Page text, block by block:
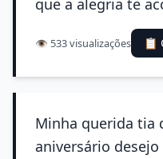
que a alegria te
👁️ 533 visualizações 📋
Minha querida tia
aniversário